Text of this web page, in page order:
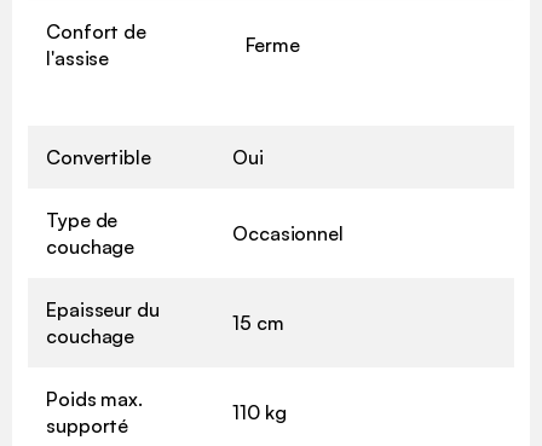
Confort de
l'assise
Ferme
Convertible Oui
Type de
couchage
Occasionnel
Epaisseur du
couchage
15 cm
Poids max.
supporté
110 kg